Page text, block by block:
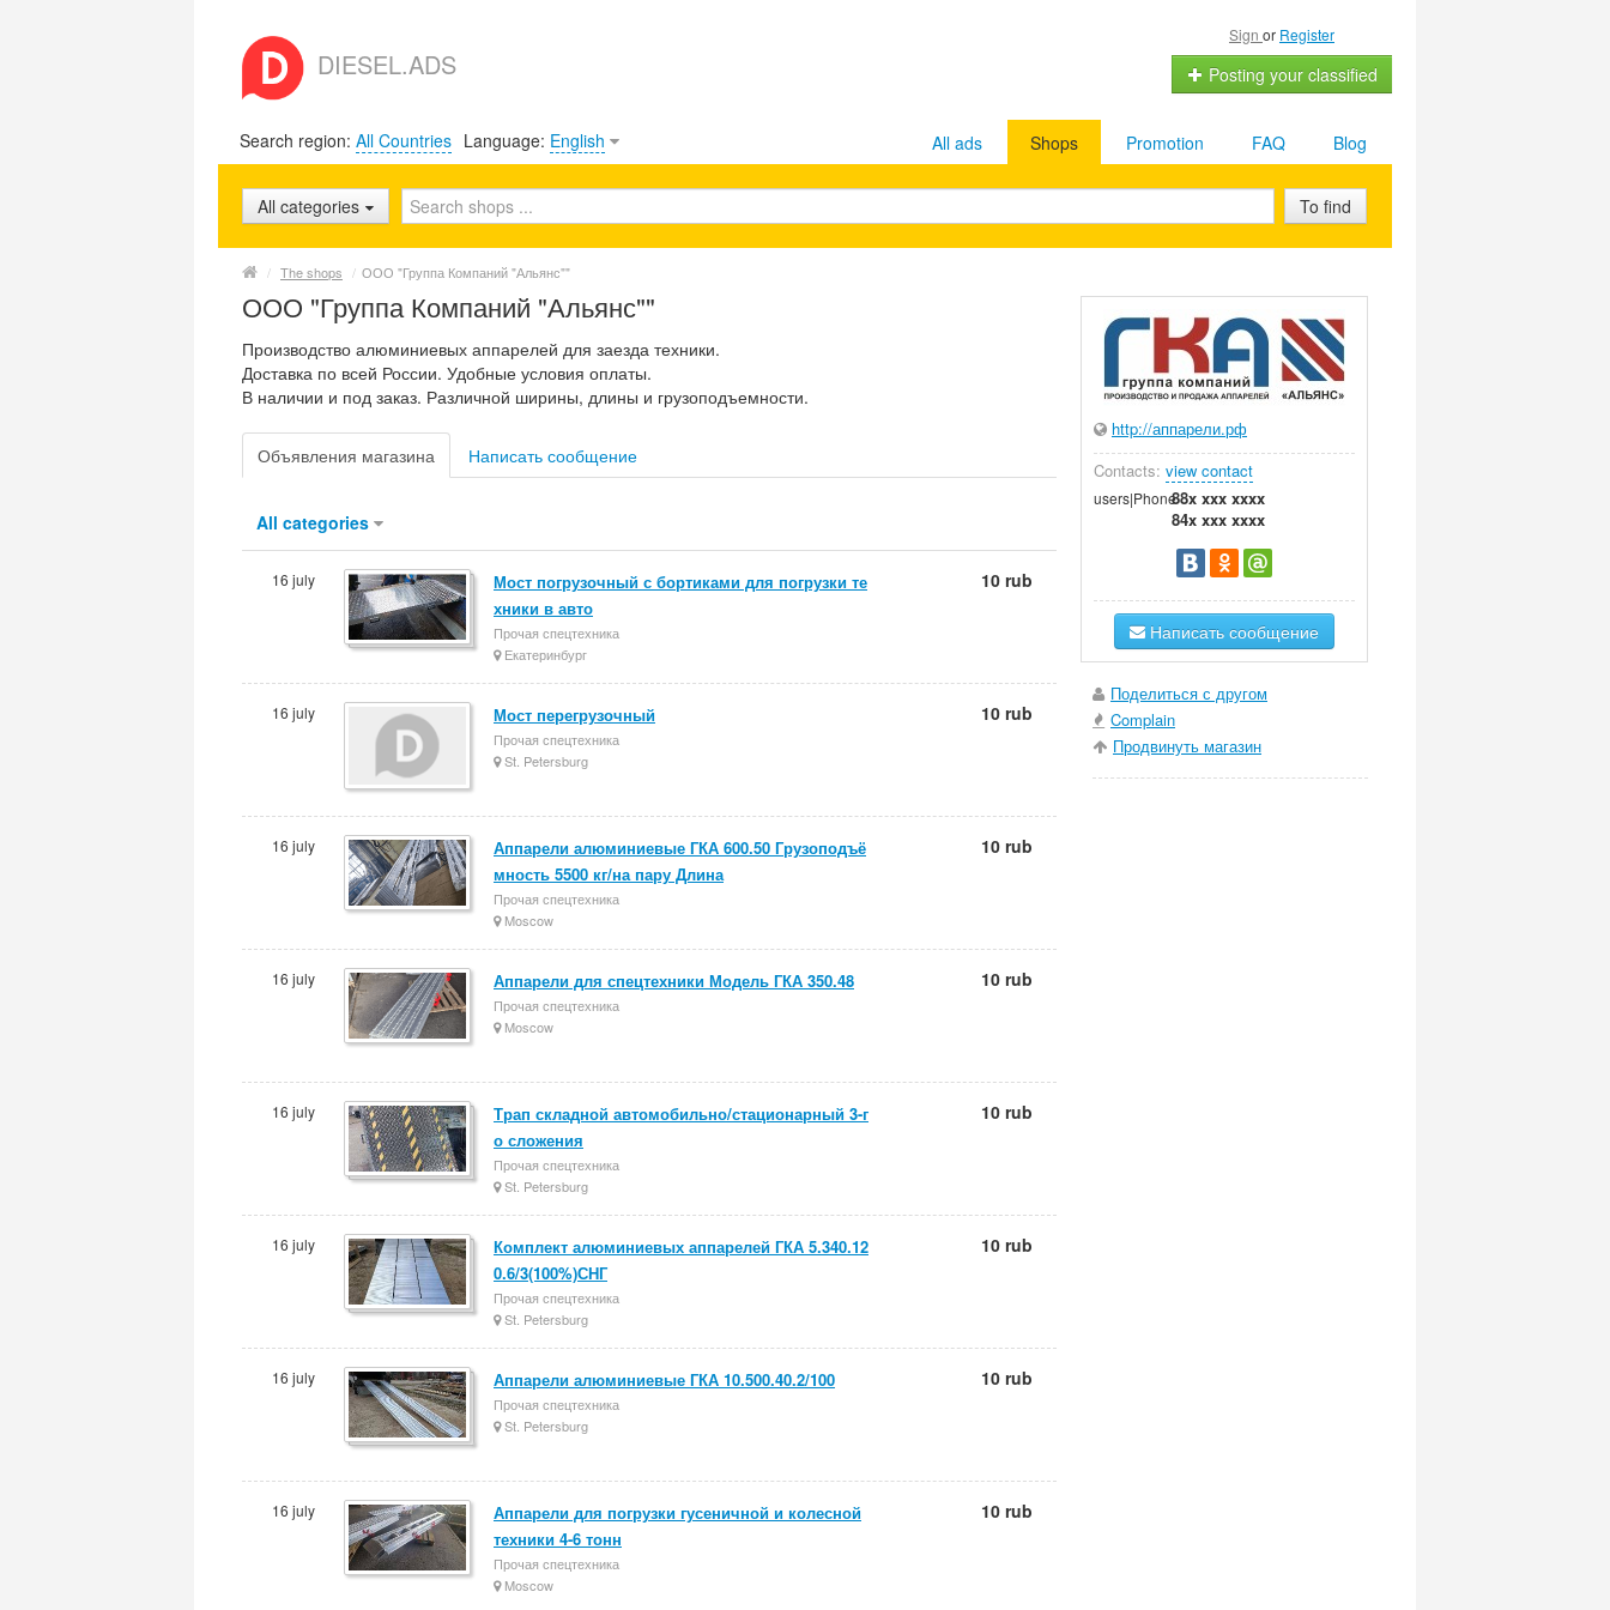
DIESEL.ADS
Sign or Register
Posting your classified
Search region: All Countries Language: English Blog
FAQ
Promotion
Shops
All ads
All categories To find
/ The shops / ООО "Группа Компаний "Альянс""
ООО "Группа Компаний "Альянс""
Производство алюминиевых аппарелей для заезда техники.
Доставка по всей России. Удобные условия оплаты.
В наличии и под заказ. Различной ширины, длины и грузоподъемности.
Объявления магазина Написать сообщение
All categories
16 july
Мост погрузочный с бортиками для погрузки те
хники в авто
Прочая спецтехника
Екатеринбург
10 rub
16 july Мост перегрузочный
Прочая спецтехника
St. Petersburg
10 rub
16 july
Аппарели алюминиевые ГКА 600.50 Грузоподъё
мность 5500 кг/на пару Длина
Прочая спецтехника
Moscow
10 rub
16 july Аппарели для спецтехники Модель ГКА 350.48
Прочая спецтехника
Moscow
10 rub
16 july
Трап складной автомобильно/стационарный 3-г
о сложения
Прочая спецтехника
St. Petersburg
10 rub
16 july
Комплект алюминиевых аппарелей ГКА 5.340.12
0.6/3(100%)СНГ
Прочая спецтехника
St. Petersburg
10 rub
16 july Аппарели алюминиевые ГКА 10.500.40.2/100
Прочая спецтехника
St. Petersburg
10 rub
16 july
Аппарели для погрузки гусеничной и колесной
техники 4-6 тонн
Прочая спецтехника
Moscow
10 rub
http://аппарели.рф
Contacts: view contact
users|Phone88x xxx xxxx
84x xxx xxxx
Написать сообщение
Поделиться с другом
Complain
Продвинуть магазин